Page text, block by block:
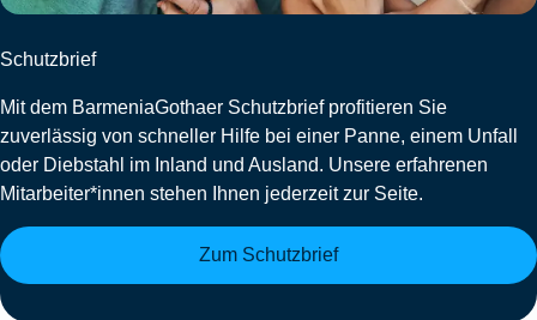
Schutzbrief
Mit dem BarmeniaGothaer Schutzbrief profitieren Sie
zuverlässig von schneller Hilfe bei einer Panne, einem Unfall
oder Diebstahl im Inland und Ausland. Unsere erfahrenen
Mitarbeiter*innen stehen Ihnen jederzeit zur Seite.
Zum Schutzbrief